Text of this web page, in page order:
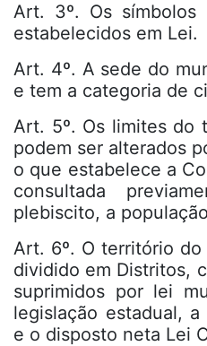
Art. 3º. Os
estabelecidos em Lei.
Art. 4º. A sede do
e tem a categoria de
Art. 5º. Os limites do
podem ser alterados
o que estabelece a
consultada
plebiscito, a
Art. 6º. O território
dividido em Distritos,
suprimidos por lei
legislação estadual,
e o disposto neta Lei